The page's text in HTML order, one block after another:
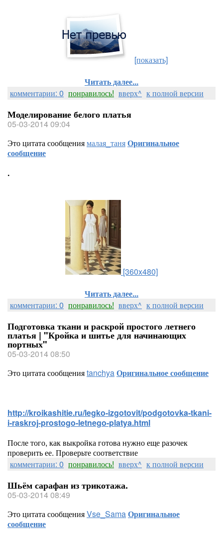
[показать]
Читать далее...
комментарии: 0 понравилось! вверх^ к полной версии
Моделирование белого платья
05-03-2014 09:04
Это цитата сообщениямалая_таняОригинальное
сообщение
.
[360x480]
Читать далее...
комментарии: 0 понравилось! вверх^ к полной версии
Подготовка ткани и раскрой простого летнего
платья | "Кройка и шитье для начинающих
портных"
05-03-2014 08:50
Это цитата сообщенияtanchyaОригинальное сообщение
http://kroikashitie.ru/legko-izgotovit/podgotovka-tkani-
i-raskroj-prostogo-letnego-platya.html
После того, как выкройка готова нужно еще разочек
проверить ее. Проверьте соответствие
комментарии: 0 понравилось! вверх^ к полной версии
Шьём сарафан из трикотажа.
05-03-2014 08:49
Это цитата сообщенияVse_SamaОригинальное
сообщение